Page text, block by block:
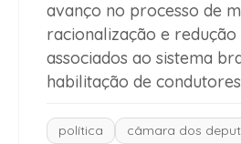
avanço no processo de
racionalização e redução
associados ao sistema
habilitação de
política câmara dos